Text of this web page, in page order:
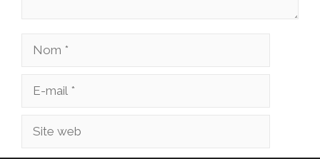
Nom
Site